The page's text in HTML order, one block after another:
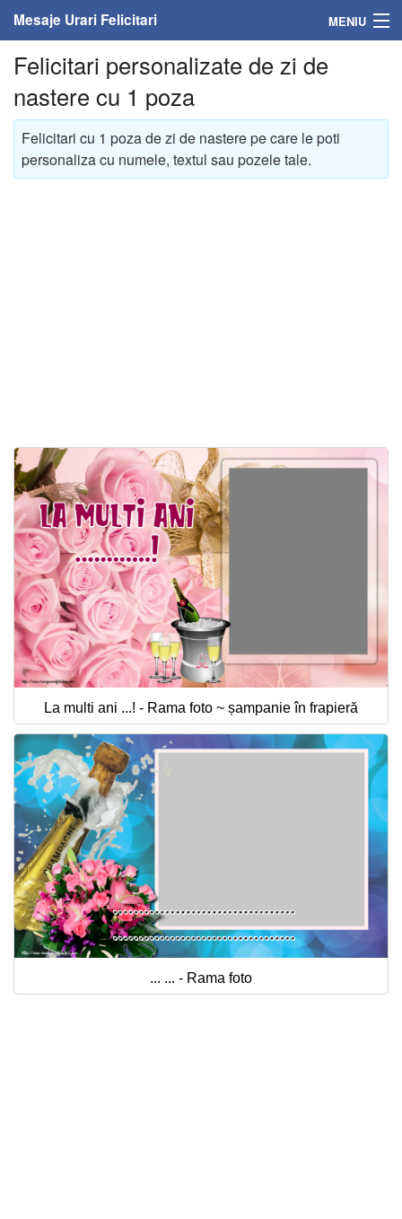
Mesaje Urari Felicitari MENIU
Home
Mesaje
Felicitari
Felicitari muzicale
Felicitari muzicale personalizate
Felicitari animate
Invitatii personalizate
Conecteaza-te
Felicitari personalizate de zi de
nastere cu 1 poza
Felicitari cu 1 poza de zi de nastere pe care le poti
personaliza cu numele, textul sau pozele tale.
La multi ani ...! - Rama foto ~ șampanie în frapieră
... ... - Rama foto